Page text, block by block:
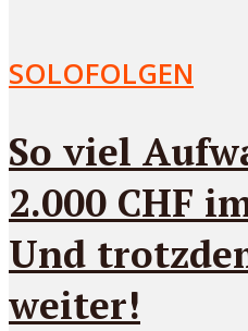
SOLOFOLGEN
So viel
2.000 CHF
Und
weiter!